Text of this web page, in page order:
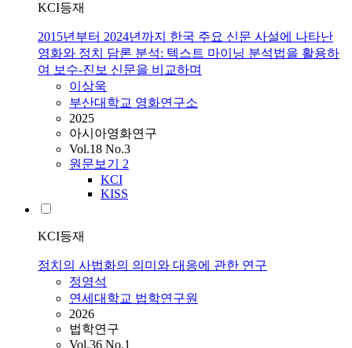
KCI등재
2015년부터 2024년까지 한국 주요 신문 사설에 나타난
영화와 정치 담론 분석: 텍스트 마이닝 분석법을 활용하
여 보수-진보 신문을 비교하며
이상욱
부산대학교 영화연구소
2025
아시아영화연구
Vol.18 No.3
원문보기 2
KCI
KISS
KCI등재
정치의 사법화의 의미와 대응에 관한 연구
정영석
연세대학교 법학연구원
2026
법학연구
Vol.36 No.1